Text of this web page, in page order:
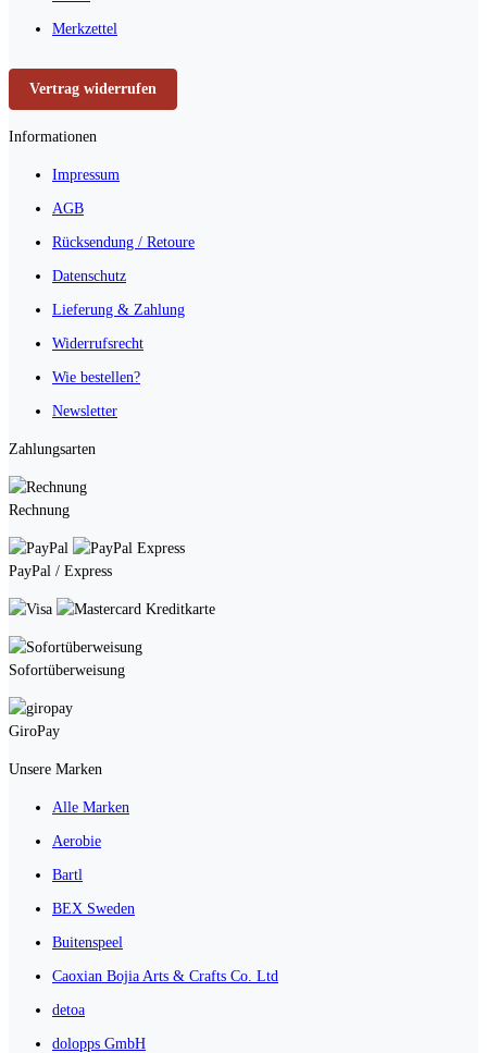
Merkzettel
Vertrag widerrufen
Informationen
Impressum
AGB
Rücksendung / Retoure
Datenschutz
Lieferung & Zahlung
Widerrufsrecht
Wie bestellen?
Newsletter
Zahlungsarten
Rechnung
PayPal / Express
Kreditkarte
Sofortüberweisung
GiroPay
Unsere Marken
Alle Marken
Aerobie
Bartl
BEX Sweden
Buitenspeel
Caoxian Bojia Arts & Crafts Co. Ltd
detoa
dolopps GmbH